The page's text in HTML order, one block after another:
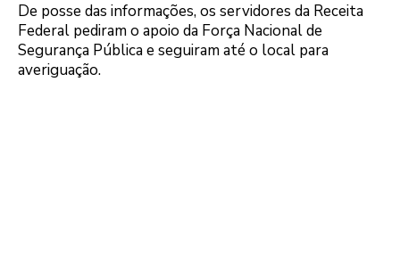
De posse das informações, os servidores da Receita
Federal pediram o apoio da Força Nacional de
Segurança Pública e seguiram até o local para
averiguação.